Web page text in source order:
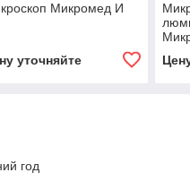
Микромед И
уточняйте
год